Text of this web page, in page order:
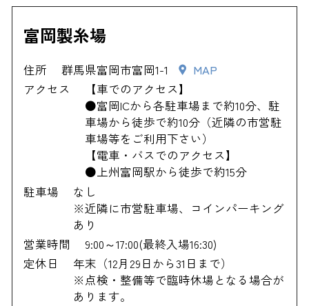
富岡製糸場
住所 群馬県富岡市富岡1-1
MAP
アクセス
【車でのアクセス】
●富岡ICから各駐車場まで約10分、駐
車場から徒歩で約10分（近隣の市営駐
車場等をご利用下さい）
【電車・バスでのアクセス】
●上州富岡駅から徒歩で約15分
駐車場
なし
※近隣に市営駐車場、コインパーキング
あり
営業時間
9:00～17:00(最終入場16:30)
定休日
年末（12月29日から31日まで）
※点検・整備等で臨時休場となる場合が
あります。